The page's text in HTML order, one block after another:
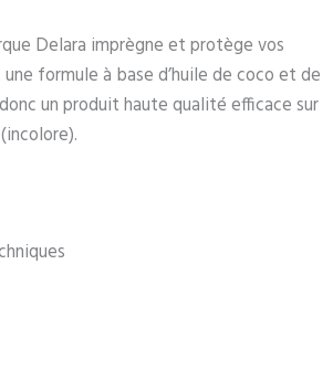
Delara imprègne et protège vos
une formule à base d’huile de coco et de
un produit haute qualité efficace sur